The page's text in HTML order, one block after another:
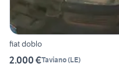
fiat doblo
2.000 €Taviano(LE)